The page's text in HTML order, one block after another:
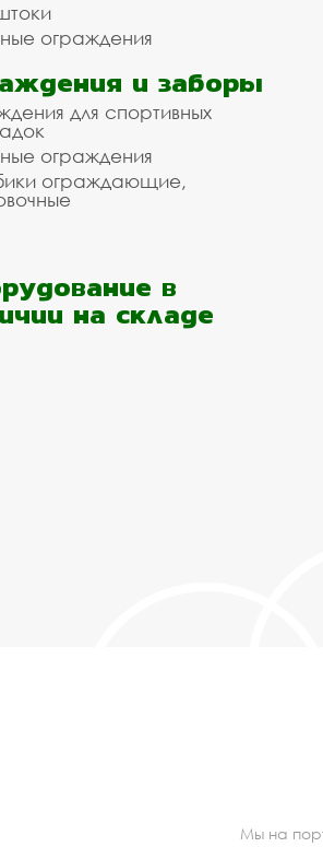
ограждения
и заборы
для спортивных
ограждения
ограждающие,
в
на складе
Мы на